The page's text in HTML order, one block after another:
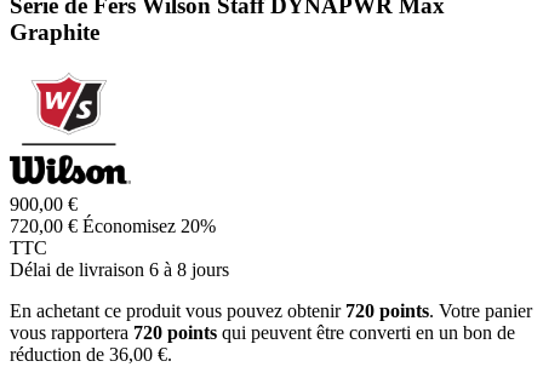
Série de Fers Wilson Staff DYNAPWR Max
Graphite
900,00 €
720,00 € Économisez 20%
TTC
Délai de livraison 6 à 8 jours
En achetant ce produit vous pouvez obtenir 720 points. Votre panier
vous rapportera 720 points qui peuvent être converti en un bon de
réduction de 36,00 €.